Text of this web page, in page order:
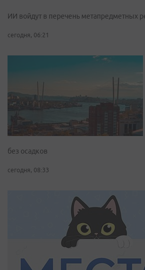
ИИ войдут в перечень метапредметных
сегодня, 06:21
без осадков
сегодня, 08:33